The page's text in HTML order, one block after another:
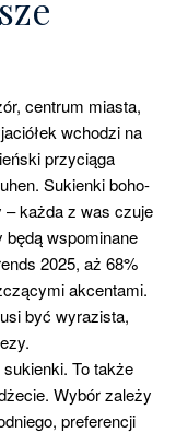
centrum miasta,
wchodzi na
przyciąga
Sukienki boho-
– każda z was czuje
będą wspominane
2025, aż 68%
akcentami.
być wyrazista,
To także
Wybór zależy
preferencji